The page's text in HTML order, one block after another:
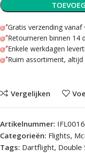
Gratis verzending vanaf
Retourneren binnen 14
Enkele werkdagen
Ruim assortiment,
Vergelijken
Artikelnummer: IFL0016
Categorieën: Flights,
Tags: Dartflight, Double